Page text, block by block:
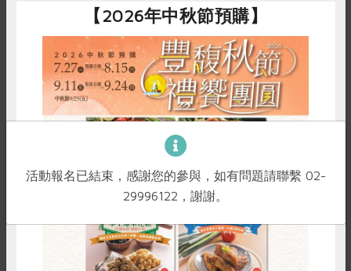
議題講座
兒福聯盟親職講座---《未來議會》桌遊體驗
講師 沈寶莉
地點 新竹站三樓教室
立即報名
食安 共同購買
【2026年中秋節預購】
活動報名已結束，感謝您的參與，如有問題請聯繫 02-
29996122，謝謝。